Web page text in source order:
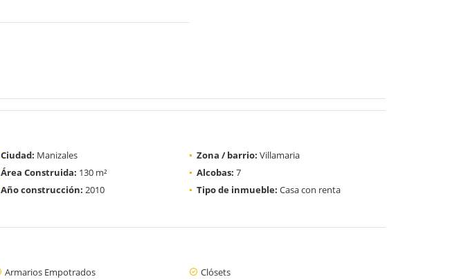
Ciudad: Manizales Zona / barrio: Villamaria
Área Construida: 130 m² Alcobas: 7
Año construcción: 2010 Tipo de inmueble: Casa con renta
Armarios Empotrados
Clósets